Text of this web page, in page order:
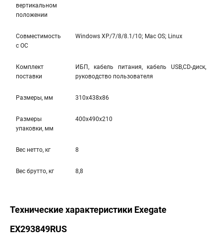
вертикальном
положении
Совместимость
с ОС
Windows XP/7/8/8.1/10; Mac OS; Linux
Комплект
поставки
ИБП, кабель питания, кабель USB,CD-диск,
руководство пользователя
Размеры, мм 310x438x86
Размеры
упаковки, мм
400x490x210
Вес нетто, кг 8
Вес брутто, кг 8,8
Технические характеристики Exegate
EX293849RUS